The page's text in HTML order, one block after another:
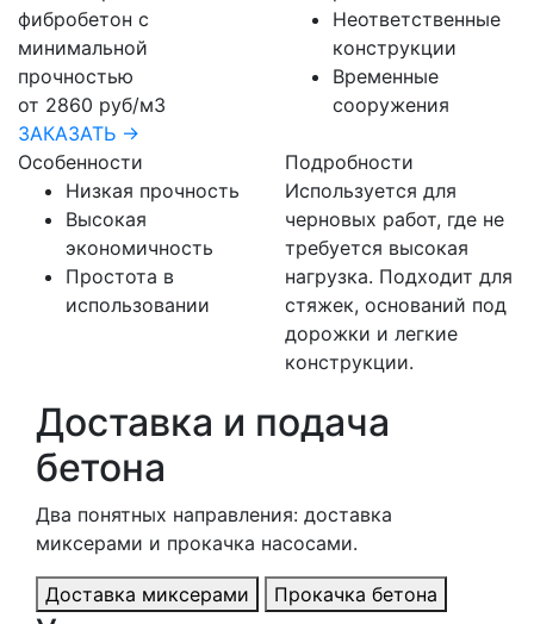
фибробетон с
минимальной
прочностью
от 2860 руб/м3
ЗАКАЗАТЬ →
Неответственные
конструкции
Временные
сооружения
Особенности
Низкая прочность
Высокая
экономичность
Простота в
использовании
Подробности
Используется для
черновых работ, где не
требуется высокая
нагрузка. Подходит для
стяжек, оснований под
дорожки и легкие
конструкции.
Доставка и подача
бетона
Два понятных направления: доставка
миксерами и прокачка насосами.
Доставка миксерами Прокачка бетона